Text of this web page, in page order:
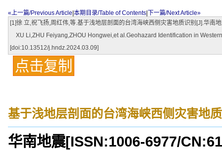
«上一篇/Previous Article 本期目录/Table of Contents
下一篇/Next Article»
[1]徐 立,祝飞扬,周红伟,等.基于浅地层剖面的台湾海峡西侧灾害地质识别[J].华
XU Li,ZHU Feiyang,ZHOU Hongwei,et al.Geohazard Identification in
[doi:10.13512/j.hndz.2024.03.09]
点击复制
基于浅地层剖面的台湾海峡西侧灾害地
华南地震[ISSN:1006-6977/CN: